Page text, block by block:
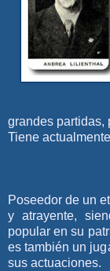
grandes partidas,
Tiene
Poseedor de un
y atrayente,
popular en su
es también un
sus actuaciones.